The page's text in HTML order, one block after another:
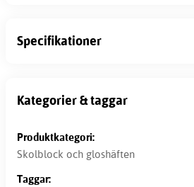
Specifikationer
Kategorier & taggar
Produktkategori:
Skolblock och gloshäften
Taggar: